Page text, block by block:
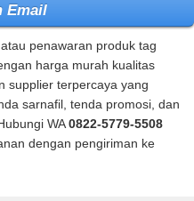
Email
penawaran produk tag
harga murah kualitas
supplier terpercaya yang
sarnafil, tenda promosi, dan
WA0822-5779-5508
dengan pengiriman ke